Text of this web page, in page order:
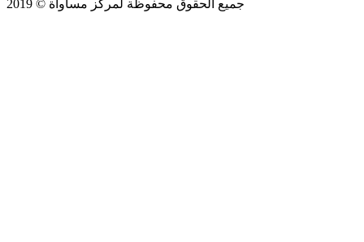
جميع الحقوق محفوظة لمركز مساواة © 2019